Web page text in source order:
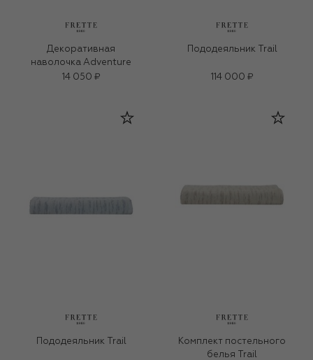
Декоративная
наволочка Adventure
14 050 ₽
Пододеяльник Trail
114 000 ₽
Пододеяльник Trail
Комплект постельного
белья Trail